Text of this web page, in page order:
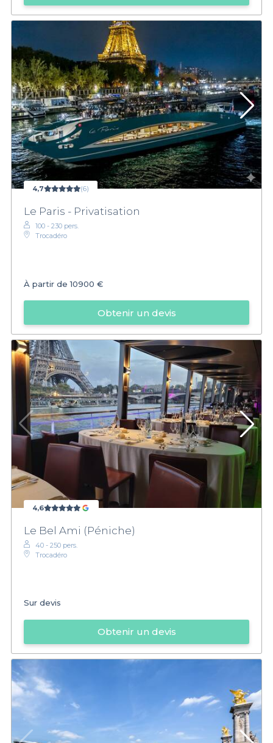
4,7 (6)
Le Paris - Privatisation
100 - 230 pers.
Trocadéro
À partir de10900 €
Obtenir un devis
4,6
Le Bel Ami (Péniche)
40 - 250 pers.
Trocadéro
Sur devis
Obtenir un devis